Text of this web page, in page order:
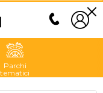
Parchi
tematici